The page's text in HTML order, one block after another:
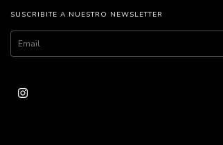
SUSCRIBITE A NUESTRO NEWSLETTER